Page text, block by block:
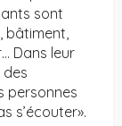
sont
bâtiment,
Dans leur
personnes
s’écouter».